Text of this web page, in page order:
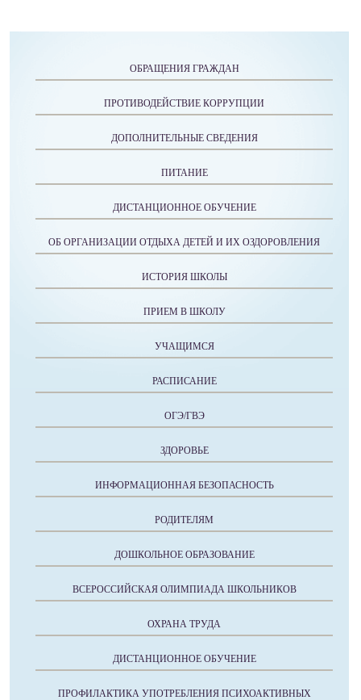
ОБРАЩЕНИЯ ГРАЖДАН
ПРОТИВОДЕЙСТВИЕ КОРРУПЦИИ
ДОПОЛНИТЕЛЬНЫЕ СВЕДЕНИЯ
ПИТАНИЕ
ДИСТАНЦИОННОЕ ОБУЧЕНИЕ
ОБ ОРГАНИЗАЦИИ ОТДЫХА ДЕТЕЙ И ИХ ОЗДОРОВЛЕНИЯ
ИСТОРИЯ ШКОЛЫ
ПРИЕМ В ШКОЛУ
УЧАЩИМСЯ
РАСПИСАНИЕ
ОГЭ/ГВЭ
ЗДОРОВЬЕ
ИНФОРМАЦИОННАЯ БЕЗОПАСНОСТЬ
РОДИТЕЛЯМ
ДОШКОЛЬНОЕ ОБРАЗОВАНИЕ
ВСЕРОССИЙСКАЯ ОЛИМПИАДА ШКОЛЬНИКОВ
ОХРАНА ТРУДА
ДИСТАНЦИОННОЕ ОБУЧЕНИЕ
ПРОФИЛАКТИКА УПОТРЕБЛЕНИЯ ПСИХОАКТИВНЫХ